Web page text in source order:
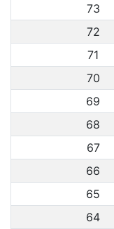
73
72
71
70
69
68
67
66
65
64